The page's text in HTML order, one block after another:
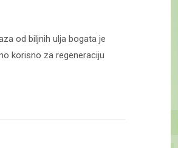
od biljnih ulja bogata je
korisno za regeneraciju